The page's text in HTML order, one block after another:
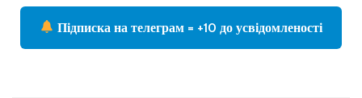
Підписка на телеграм = +10 до усвідомленості